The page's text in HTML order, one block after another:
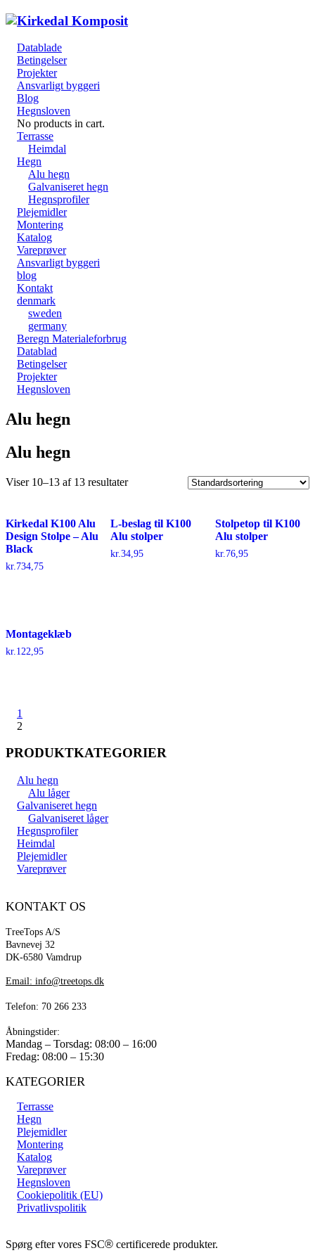
Datablade
Betingelser
Projekter
Ansvarligt byggeri
Blog
Hegnsloven
No products in cart.
Terrasse
Heimdal
Hegn
Alu hegn
Galvaniseret hegn
Hegnsprofiler
Plejemidler
Montering
Katalog
Vareprøver
Ansvarligt byggeri
blog
Kontakt
denmark
sweden
germany
Beregn Materialeforbrug
Datablad
Betingelser
Projekter
Hegnsloven
Alu hegn
Alu hegn
Viser 10–13 af 13 resultater
Kirkedal K100 Alu
Design Stolpe – Alu
Black
kr.734,75
L-beslag til K100
Alu stolper
kr.34,95
Stolpetop til K100
Alu stolper
kr.76,95
Montageklæb
kr. 122,95
1
2
PRODUKTKATEGORIER
Alu hegn
Alu låger
Galvaniseret hegn
Galvaniseret låger
Hegnsprofiler
Heimdal
Plejemidler
Vareprøver
KONTAKT OS
TreeTops A/S
Bavnevej 32
DK-6580 Vamdrup
Email: info@treetops.dk
Telefon: 70 266 233
Åbningstider:
Mandag – Torsdag: 08:00 – 16:00
Fredag: 08:00 – 15:30
KATEGORIER
Terrasse
Hegn
Plejemidler
Montering
Katalog
Vareprøver
Hegnsloven
Cookiepolitik (EU)
Privatlivspolitik
Spørg efter vores FSC® certificerede produkter.